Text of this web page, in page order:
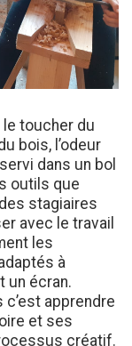
le toucher du
bois, l’odeur
dans un bol
outils que
stagiaires
avec le travail
les
à
un écran.
apprendre
et ses
créatif.